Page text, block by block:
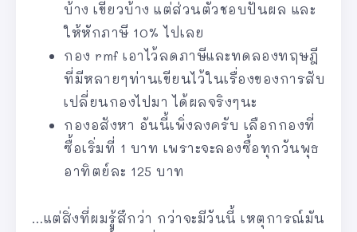
บ้าง เขียวบ้าง แต่ส่วนตัวชอบปันผล และ
ให้หักภาษี 10% ไปเลย
กอง rmf เอาไว้ลดภาษีและทดลองทฤษฎี
ที่มีหลายๆท่านเขียนไว้ในเรื่องของการสับ
เปลี่ยนกองไปมา ได้ผลจริงๆนะ
กองอสังหา อันนี้เพิ่งลงครับ เลือกกองที่
ซื้อเริ่มที่ 1 บาท เพราะจะลองซื้อทุกวันพุธ
อาทิตย์ละ 125 บาท
…แต่สิ่งที่ผมรู้สึกว่า กว่าจะมีวันนี้ เหตุการณ์มัน